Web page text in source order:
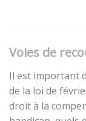
Voies de
Il est important
de la loi de
droit à la